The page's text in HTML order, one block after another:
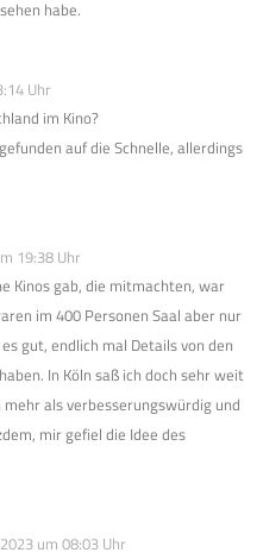
habe.
Uhr
im Kino?
auf die Schnelle, allerdings
19:38 Uhr
Kinos gab, die mitmachten, war
im 400 Personen Saal aber nur
gut, endlich mal Details von den
In Köln saß ich doch sehr weit
als verbesserungswürdig und
mir gefiel die Idee des
um 08:03 Uhr